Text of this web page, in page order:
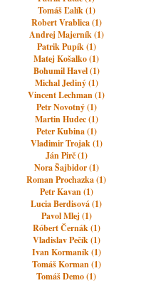
Tomáš Ľalík (1)
Robert Vrablica (1)
Andrej Majerník (1)
Patrik Pupík (1)
Matej Košalko (1)
Bohumil Havel (1)
Michal Jediný (1)
Vincent Lechman (1)
Petr Novotný (1)
Martin Hudec (1)
Peter Kubina (1)
Vladimir Trojak (1)
Ján Pirč (1)
Nora Šajbidor (1)
Roman Prochazka (1)
Petr Kavan (1)
Lucia Berdisová (1)
Pavol Mlej (1)
Róbert Černák (1)
Vladislav Pečík (1)
Ivan Kormaník (1)
Tomáš Korman (1)
Tomáš Demo (1)